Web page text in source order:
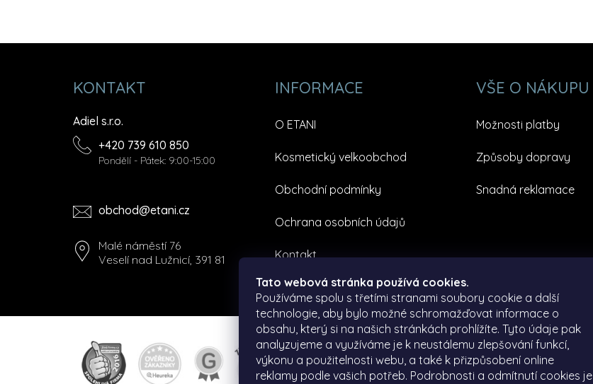
Tato webová stránka používá cookies.
Používáme spolu s třetími stranami soubory cookie a další
technologie, aby bylo možné schromažďovat informace o
obsahu, který si na našich stránkách prohlížíte. Tyto údaje pak
analyzujeme a využíváme je k neustálemu zlepšování funkcí,
výkonu a použitelnosti webu, a také k přizpůsobení online
reklamy podle vašich potřeb. Podrobnosti a odmítnutí cookies je
KONTAKT
Adiel s.r.o.
+420 739 610 850
Pondělí - Pátek: 9:00-15:00
obchod@etani.cz
Malé náměstí 76
Veselí nad Lužnicí, 391 81
INFORMACE
O ETANI
Kosmetický velkoobchod
Obchodní podmínky
Ochrana osobních údajů
Kontakt
VŠE O NÁKUPU
Možnosti platby
Způsoby dopravy
Snadná reklamace